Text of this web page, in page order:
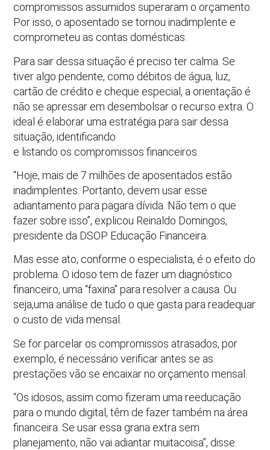
compromissos assumidos superaram o orçamento.
Por isso, o aposentado se tornou inadimplente e
comprometeu as contas domésticas.
Para sair dessa situação é preciso ter calma. Se
tiver algo pendente, como débitos de água, luz,
cartão de crédito e cheque especial, a orientação é
não se apressar em desembolsar o recurso extra. O
ideal é elaborar uma estratégia para sair dessa
situação, identificando
e listando os compromissos financeiros.
“Hoje, mais de 7 milhões de aposentados estão
inadimplentes. Portanto, devem usar esse
adiantamento para pagara dívida. Não tem o que
fazer sobre isso”, explicou Reinaldo Domingos,
presidente da DSOP Educação Financeira.
Mas esse ato, conforme o especialista, é o efeito do
problema. O idoso tem de fazer um diagnóstico
financeiro, uma “faxina” para resolver a causa. Ou
seja,uma análise de tudo o que gasta para readequar
o custo de vida mensal.
Se for parcelar os compromissos atrasados, por
exemplo, é necessário verificar antes se as
prestações vão se encaixar no orçamento mensal.
“Os idosos, assim como fizeram uma reeducação
para o mundo digital, têm de fazer também na área
financeira. Se usar essa grana extra sem
planejamento, não vai adiantar muitacoisa”, disse.